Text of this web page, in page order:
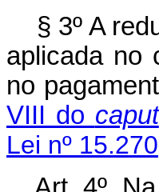
§ 3º A
aplicada no
no
VIII do caput
Lei nº